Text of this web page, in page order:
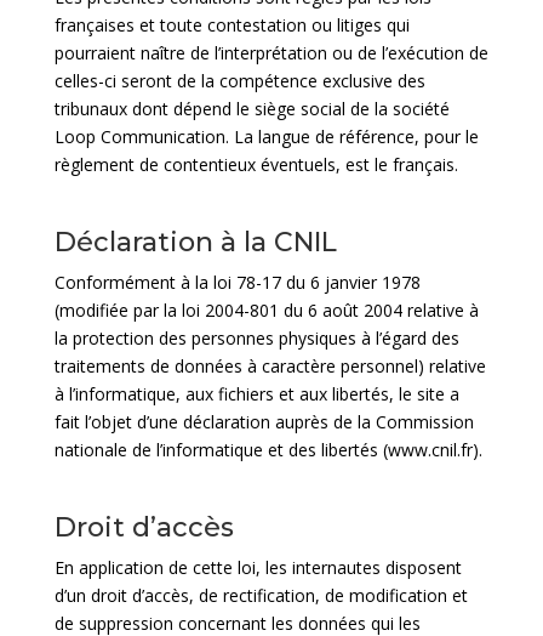
françaises et toute contestation ou litiges qui
pourraient naître de l’interprétation ou de l’exécution de
celles-ci seront de la compétence exclusive des
tribunaux dont dépend le siège social de la société
Loop Communication. La langue de référence, pour le
règlement de contentieux éventuels, est le français.
Déclaration à la CNIL
Conformément à la loi 78-17 du 6 janvier 1978
(modifiée par la loi 2004-801 du 6 août 2004 relative à
la protection des personnes physiques à l’égard des
traitements de données à caractère personnel) relative
à l’informatique, aux fichiers et aux libertés, le site a
fait l’objet d’une déclaration auprès de la Commission
nationale de l’informatique et des libertés (www.cnil.fr).
Droit d’accès
En application de cette loi, les internautes disposent
d’un droit d’accès, de rectification, de modification et
de suppression concernant les données qui les